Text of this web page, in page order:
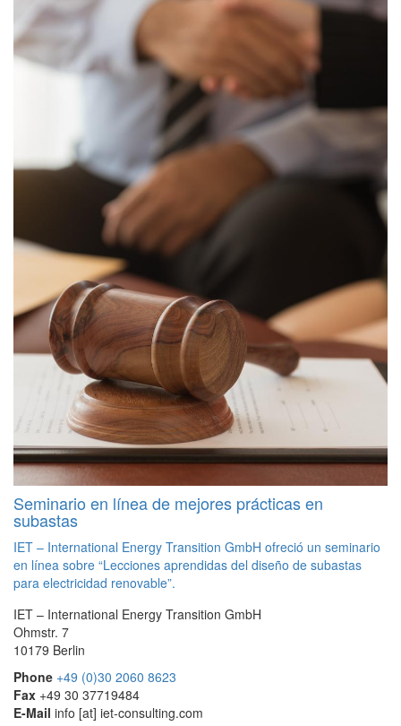
Seminario en línea de mejores prácticas en
subastas
IET – International Energy Transition GmbH ofreció un seminario
en línea sobre “Lecciones aprendidas del diseño de subastas
para electricidad renovable”.
IET – International Energy Transition GmbH
Ohmstr. 7
10179 Berlin
Phone +49 (0)30 2060 8623
Fax +49 30 37719484
E-Mail info [at] iet-consulting.com